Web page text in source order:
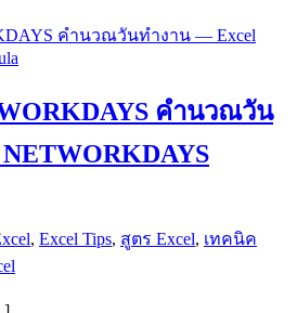
คำนวณวัน
, Excel Tips, สูตร Excel, เทคนิค